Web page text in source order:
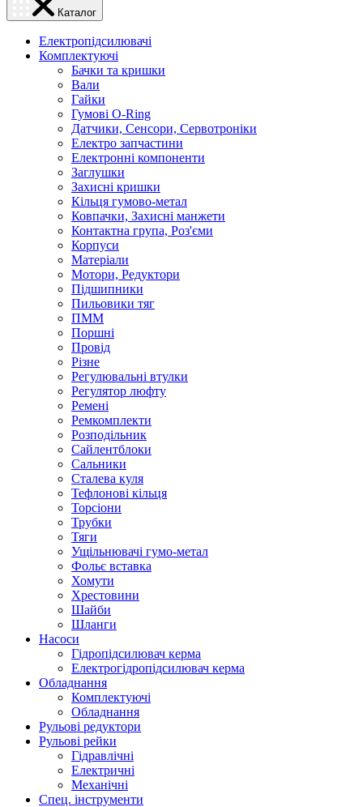
Каталог
Електропідсилювачі
Комплектуючі
Бачки та кришки
Вали
Гайки
Гумові O-Ring
Датчики, Сенсори, Сервотроніки
Електро запчастини
Електронні компоненти
Заглушки
Захисні кришки
Кільця гумово-метал
Ковпачки, Захисні манжети
Контактна група, Роз'єми
Корпуси
Матеріали
Мотори, Редуктори
Підшипники
Пильовики тяг
ПММ
Поршні
Провід
Різне
Регулювальні втулки
Регулятор люфту
Ремені
Ремкомплекти
Розподільник
Сайлентблоки
Сальники
Сталева куля
Тефлонові кільця
Торсіони
Трубки
Тяги
Ущільнювачі гумо-метал
Фольє вставка
Хомути
Хрестовини
Шайби
Шланги
Насоси
Гідропідсилювач керма
Електрогідропідсилювач керма
Обладнання
Комплектуючі
Обладнання
Рульові редуктори
Рульові рейки
Гідравлічні
Електричні
Механічні
Спец. інструменти